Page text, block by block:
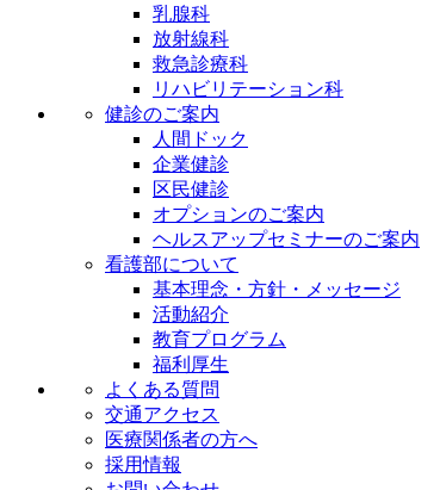
乳腺科
放射線科
救急診療科
リハビリテーション科
健診のご案内
人間ドック
企業健診
区民健診
オプションのご案内
ヘルスアップセミナーのご案内
看護部について
基本理念・方針・メッセージ
活動紹介
教育プログラム
福利厚生
よくある質問
交通アクセス
医療関係者の方へ
採用情報